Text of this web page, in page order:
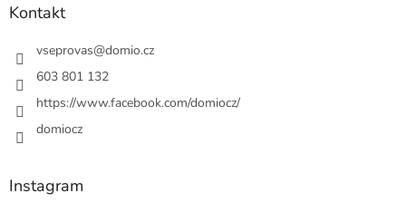
Kontakt
vseprovas@domio.cz
603 801 132
https://www.facebook.com/domiocz/
domiocz
Instagram